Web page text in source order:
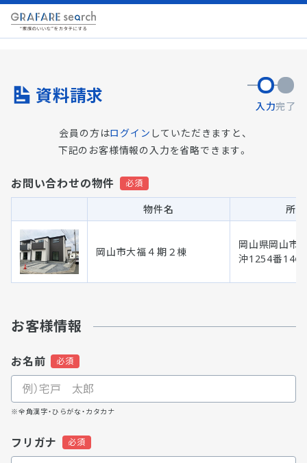
資料請求 入力完了
会員の方はログイン していただきますと、
下記のお客様情報の入力を省略できます。
お問い合わせの物件
物件名 所
岡山市大福４期２棟
岡山県岡山市
沖1254番14の
お客様情報
お名前
※全角漢字・ひらがな・カタカナ
フリガナ